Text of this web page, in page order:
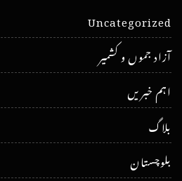
Uncategorized
آزاد جموں و کشمیر
اہم خبریں
بلاگ
بلوچستان